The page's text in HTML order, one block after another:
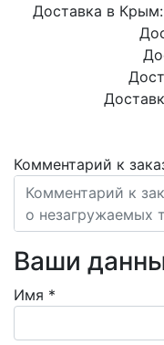
Доставка в Крым:
Комментарий к
Ваши
Имя *